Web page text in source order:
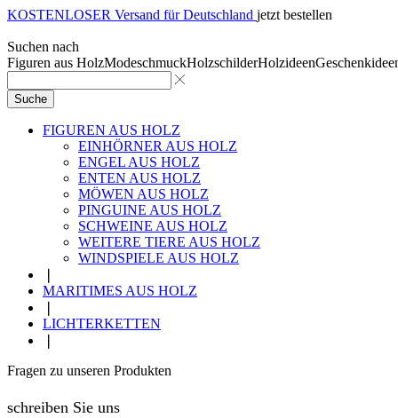
KOSTENLOSER Versand für Deutschland jetzt bestellen
Suchen nach
Figuren aus HolzModeschmuckHolzschilderHolzideen
Suche
FIGUREN AUS HOLZ
EINHÖRNER AUS HOLZ
ENGEL AUS HOLZ
ENTEN AUS HOLZ
MÖWEN AUS HOLZ
PINGUINE AUS HOLZ
SCHWEINE AUS HOLZ
WEITERE TIERE AUS HOLZ
WINDSPIELE AUS HOLZ
MARITIMES AUS HOLZ
LICHTERKETTEN
Fragen zu unseren Produkten
schreiben Sie uns